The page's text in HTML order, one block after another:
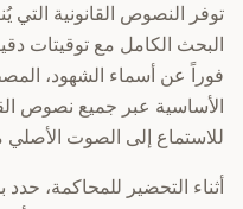
توفر النصوص القانونية التي
البحث الكامل مع توقيتات
فوراً عن أسماء الشهود،
الأساسية عبر جميع نصوص
للاستماع إلى الصوت
أثناء التحضير للمحاكمة،